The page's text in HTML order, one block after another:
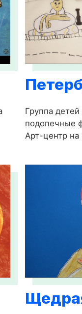
Группа
подопечные
Арт-центр